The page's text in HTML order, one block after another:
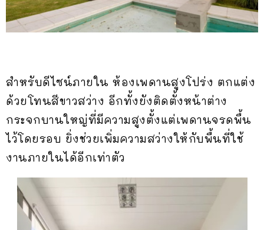
สำหรับดีไซน์ภายใน ห้องเพดานสูงโปร่ง ตกแต่ง
ด้วยโทนสีขาวสว่าง อีกทั้งยังติดตั้งหน้าต่าง
กระจกบานใหญ่ที่มีความสูงตั้งแต่เพดานจรดพื้น
ไว้โดยรอบ ยิ่งช่วยเพิ่มความสว่างให้กับพื้นที่ใช้
งานภายในได้อีกเท่าตัว